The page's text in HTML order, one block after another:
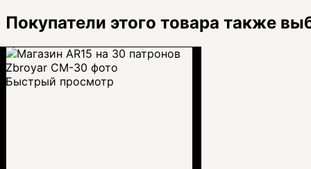
Покупатели этого товара также
Быстрый просмотр